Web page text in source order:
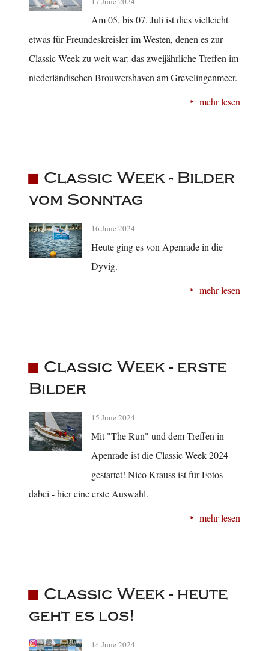
Am 05. bis 07. Juli ist dies vielleicht
etwas für Freundeskreisler im Westen, denen es zur
Classic Week zu weit war: das zweijährliche Treffen im
niederländischen Brouwershaven am Grevelingenmeer.
mehr lesen
Classic Week - Bilder
vom Sonntag
16 June 2024
Heute ging es von Apenrade in die
Dyvig.
mehr lesen
Classic Week - erste
Bilder
15 June 2024
Mit "The Run" und dem Treffen in
Apenrade ist die Classic Week 2024
gestartet! Nico Krauss ist für Fotos
dabei - hier eine erste Auswahl.
mehr lesen
Classic Week - heute
geht es los!
14 June 2024